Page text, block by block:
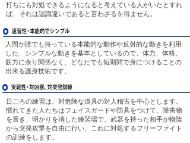
打ちにも対処できるようになると考えている人がいたとすれ
ば、それは認識違いであると言わざるを得ません。
人間が誰でも持っている本能的な動作や反射的な動きを利用
した、シンプルな動きを基本としているので、体力、体格、
筋力に余り関係なく、どなたでも短期間で身につけることの
出来る護身技術です。
日ごろの練習は、対危険な道具の対人稽古を中心とします。
慣れてきた人たちはフェイスガードや防具をつけて、障害物
を置き、明かりを消した練習場で、武器を持った相手が物陰
から突発攻撃を自由に行い、これに対処するフリーファイト
の訓練をします。